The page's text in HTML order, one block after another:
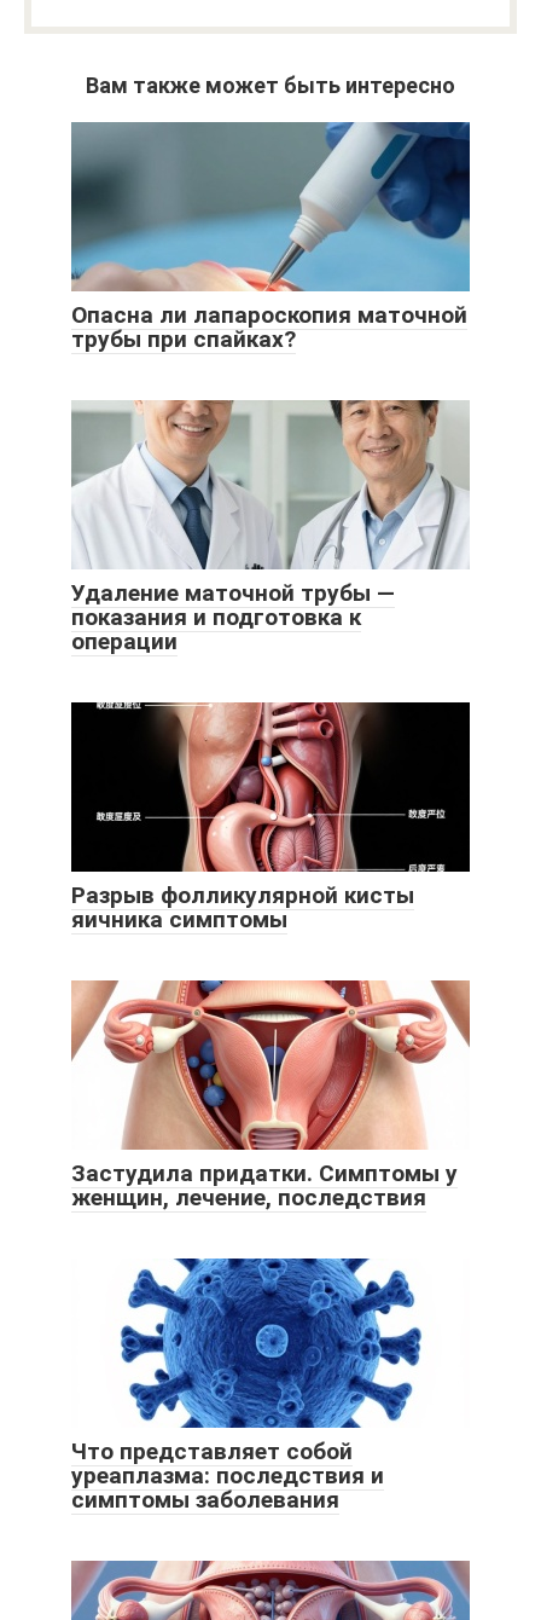
Вам также может быть интересно
Опасна ли лапароскопия маточной
трубы при спайках?
Удаление маточной трубы —
показания и подготовка к
операции
Разрыв фолликулярной кисты
яичника симптомы
Застудила придатки. Симптомы у
женщин, лечение, последствия
Что представляет собой
уреаплазма: последствия и
симптомы заболевания